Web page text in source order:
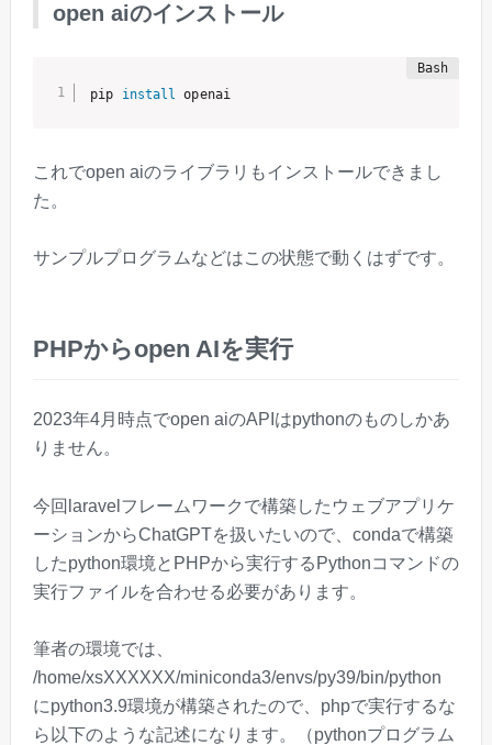
open aiのインストール
pip install openai
これでopen aiのライブラリもインストールできまし
た。
サンプルプログラムなどはこの状態で動くはずです。
PHPからopen AIを実行
2023年4月時点でopen aiのAPIはpythonのものしかあ
りません。
今回laravelフレームワークで構築したウェブアプリケ
ーションからChatGPTを扱いたいので、condaで構築
したpython環境とPHPから実行するPythonコマンドの
実行ファイルを合わせる必要があります。
筆者の環境では、
/home/xsXXXXXX/miniconda3/envs/py39/bin/python
にpython3.9環境が構築されたので、phpで実行するな
ら以下のような記述になります。（pythonプログラム